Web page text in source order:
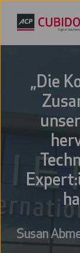
„Die
Susan